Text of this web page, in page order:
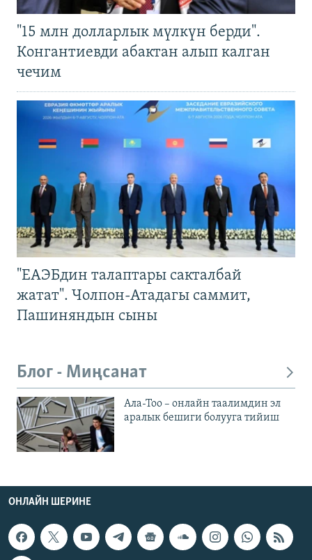
"15 млн долларлык мүлкүн берди".
Конгантиевди абактан алып калган
чечим
"ЕАЭБдин талаптары сакталбай
жатат". Чолпон-Атадагы саммит,
Пашиняндын сыны
Блог - Миңсанат
Ала-Тоо – онлайн таалимдин эл
аралык бешиги болууга тийиш
ОНЛАЙН ШЕРИНЕ